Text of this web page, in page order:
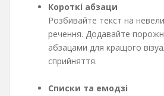
Короткі абзаци
Розбивайте текст на
речення. Додавайте
абзацами для кращого
сприйняття.
Списки та емодзі